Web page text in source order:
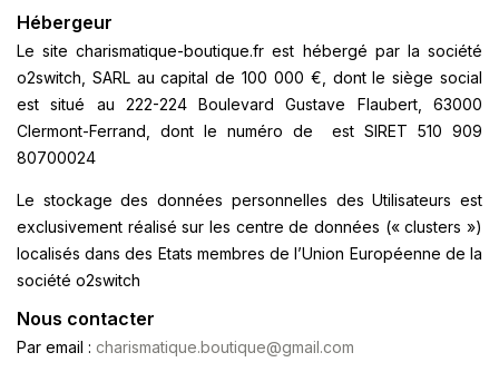
Hébergeur
Le site charismatique-boutique.fr est hébergé par la société
o2switch, SARL au capital de 100 000 €, dont le siège social
est situé au 222-224 Boulevard Gustave Flaubert, 63000
Clermont-Ferrand, dont le numéro de est SIRET 510 909
80700024
Le stockage des données personnelles des Utilisateurs est
exclusivement réalisé sur les centre de données (« clusters »)
localisés dans des Etats membres de l’Union Européenne de la
société o2switch
Nous contacter
Par email : charismatique.boutique@gmail.com